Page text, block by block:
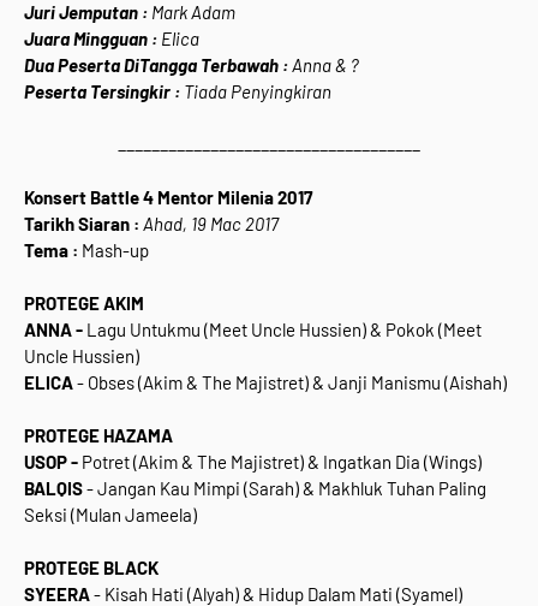
Juri Jemputan : Mark Adam
Juara Mingguan : Elica
Dua Peserta DiTangga Terbawah :Anna & ?
Peserta Tersingkir : Tiada Penyingkiran
Konsert Battle 4 Mentor Milenia 2017
Tarikh Siaran : Ahad, 19 Mac 2017
Tema : Mash-up
PROTEGE AKIM
ANNA - Lagu Untukmu (Meet Uncle Hussien) & Pokok (Meet
Uncle Hussien)
ELICA- Obses (Akim & The Majistret) & Janji Manismu (Aishah)
PROTEGE HAZAMA
USOP - Potret (Akim & The Majistret) & Ingatkan Dia (Wings)
BALQIS- Jangan Kau Mimpi (Sarah) & Makhluk Tuhan Paling
Seksi (Mulan Jameela)
PROTEGE BLACK
SYEERA- Kisah Hati (Alyah) & Hidup Dalam Mati (Syamel)